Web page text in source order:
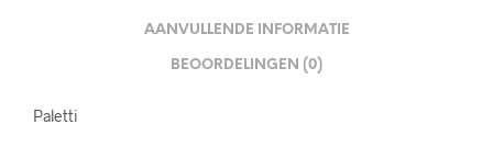
AANVULLENDE INFORMATIE
BEOORDELINGEN (0)
Paletti